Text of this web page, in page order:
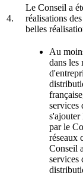
4.
Le Conseil a
réalisations
belles
Au
dans les
services
s'ajouter
par le
réseaux
Conseil
services